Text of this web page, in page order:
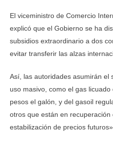
El viceministro de Comercio
explicó que el Gobierno se ha
subsidios extraordinario a dos
evitar transferir las alzas
Así, las autoridades asumirán el
uso masivo, como el gas
pesos el galón, y del gasoil
otros que están en recuperación
estabilización de precios futuros».